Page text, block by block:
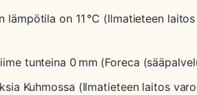
lämpötila on 11 °C (Ilmatieteen
tunteina 0 mm (Foreca
Kuhmossa (Ilmatieteen laitos